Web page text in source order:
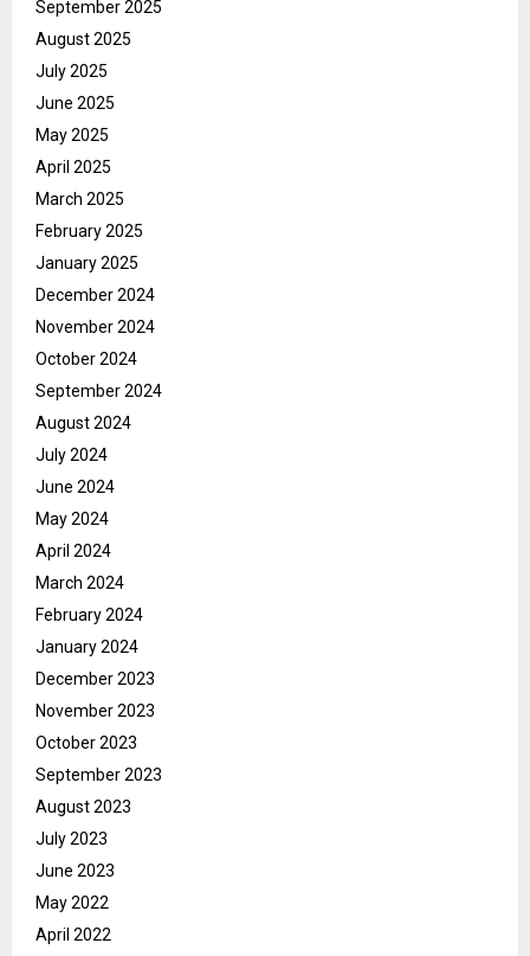
September 2025
August 2025
July 2025
June 2025
May 2025
April 2025
March 2025
February 2025
January 2025
December 2024
November 2024
October 2024
September 2024
August 2024
July 2024
June 2024
May 2024
April 2024
March 2024
February 2024
January 2024
December 2023
November 2023
October 2023
September 2023
August 2023
July 2023
June 2023
May 2022
April 2022